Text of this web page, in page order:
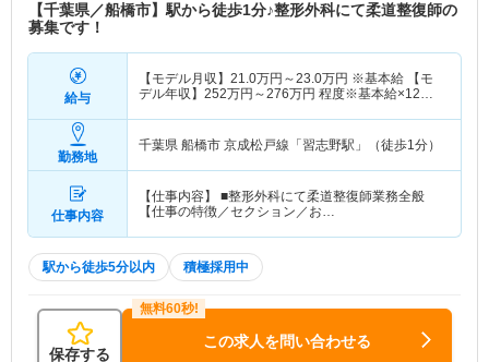
【千葉県／船橋市】駅から徒歩1分♪整形外科にて柔道整復師の
募集です！
給与
【モデル月収】 21.0万円～23.0万円 ※基本給 【モ
デル年収】 252万円～276万円 程度※基本給×12か
勤務地
千葉県 船橋市 京成松戸線「習志野駅」（徒歩1分）
仕事内容
【仕事内容】 ■整形外科にて柔道整復師業務全般
【仕事の特徴／セクション／お…
駅から徒歩5分以内 積極採用中
保存する
この求人を問い合わせる